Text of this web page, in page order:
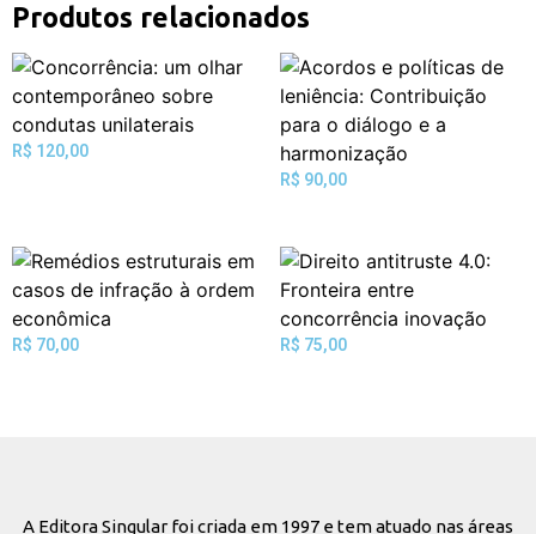
Produtos relacionados
R$ 120,00
R$ 90,00
R$ 70,00 R$ 75,00
A Editora Singular foi criada em 1997 e tem atuado nas áreas